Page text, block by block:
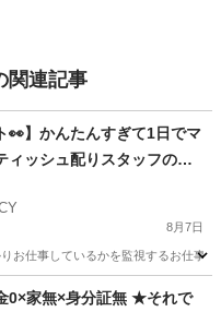
関連記事
👀】かんたんすぎて1日でマ
ィッシュ配りスタッフの監
8月7日
お仕事しているかを監視するお仕事
0×家無×身分証無 ★それで